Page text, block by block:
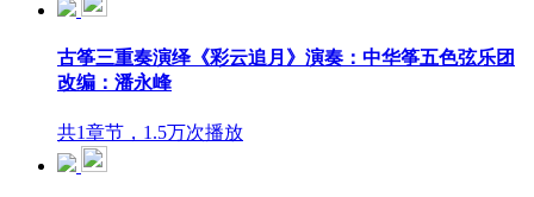
古筝三重奏演绎《彩云追月》演奏：中华筝五色弦乐团
改编：潘永峰
共1章节，1.5万次播放